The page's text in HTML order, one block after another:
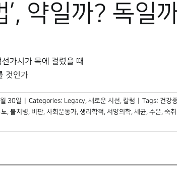
’, 약일까? 독일
가시가 목에 걸렸을 때
것인가
30일 Categories: Legacy, 새로운 시선, 칼럼 Tags: 건강
, 불치병, 비판, 사회운동가, 생리학적, 서양의학, 세균, 수은, 숙